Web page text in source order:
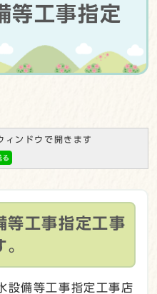
等工事指定
ィンドウで開きます
等工事指定工事
設備等工事指定工事店